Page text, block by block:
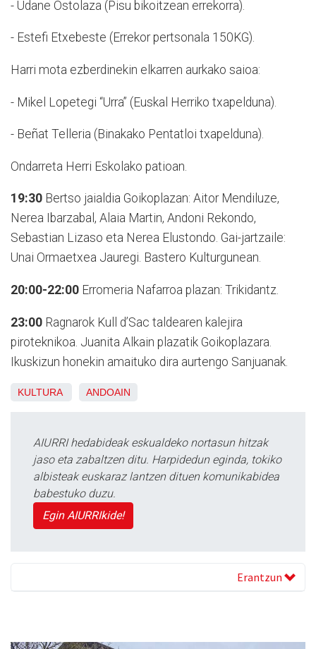
- Udane Ostolaza (Pisu bikoitzean errekorra).
- Estefi Etxebeste (Errekor pertsonala 150KG).
Harri mota ezberdinekin elkarren aurkako saioa:
- Mikel Lopetegi “Urra” (Euskal Herriko txapelduna).
- Beñat Telleria (Binakako Pentatloi txapelduna).
Ondarreta Herri Eskolako patioan.
19:30 Bertso jaialdia Goikoplazan: Aitor Mendiluze,
Nerea Ibarzabal, Alaia Martin, Andoni Rekondo,
Sebastian Lizaso eta Nerea Elustondo. Gai-jartzaile:
Unai Ormaetxea Jauregi. Bastero Kulturgunean.
20:00-22:00 Erromeria Nafarroa plazan: Trikidantz.
23:00 Ragnarok Kull d’Sac taldearen kalejira
piroteknikoa. Juanita Alkain plazatik Goikoplazara.
Ikuskizun honekin amaituko dira aurtengo Sanjuanak.
KULTURA ANDOAIN
AIURRI hedabideak eskualdeko nortasun hitzak
jaso eta zabaltzen ditu. Harpidedun eginda, tokiko
albisteak euskaraz lantzen dituen komunikabidea
babestuko duzu.
Egin AIURRIkide!
Erantzun